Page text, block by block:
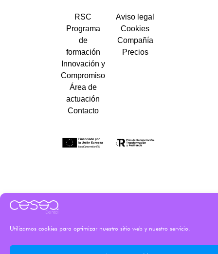
Utilizamos cookies para optimizar nuestro sitio web y nuestro servicio.
RSC
Programa
de
formación
Innovación y
Compromiso
Área de
actuación
Contacto
Aviso legal
Cookies
Compañía
Precios